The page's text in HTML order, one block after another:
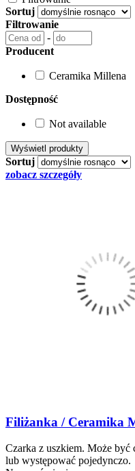
Sortuj
Filtrowanie
-
Producent
Ceramika Millena
Dostępność
Not available
Sortuj
zobacz szczegóły
Filiżanka / Ceramika
Czarka z uszkiem. Może być
lub występować pojedynczo.